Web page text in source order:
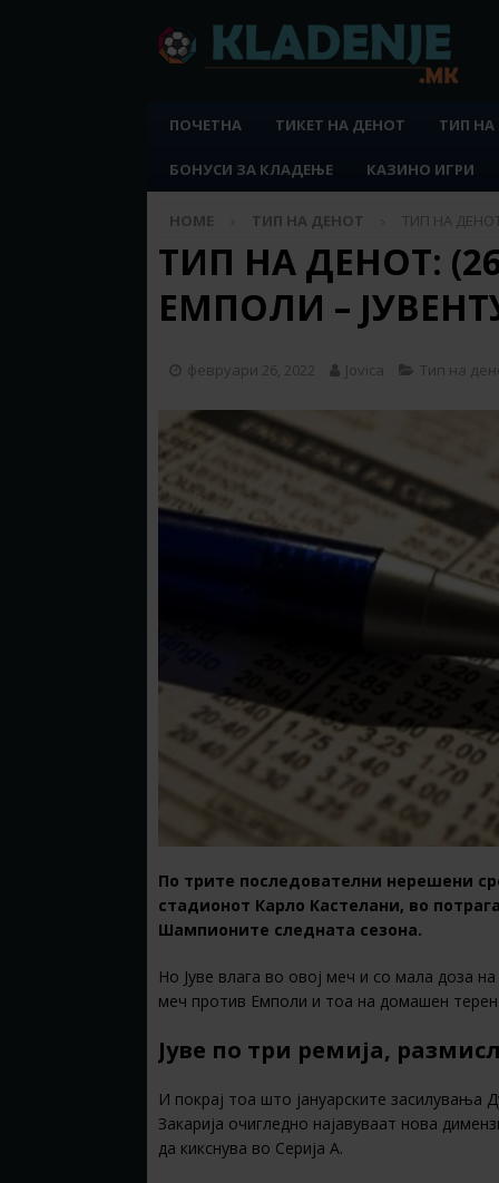
ПОЧЕТНА ТИКЕТ НА ДЕНОТ ТИП
БОНУСИ ЗА КЛАДЕЊЕ КАЗИНО ИГРИ
HOME ТИП НА ДЕНОТ ТИП НА
ТИП НА ДЕНОТ:
ЕМПОЛИ –
февруари 26, 2022 Jovica Тип на
По трите последователни нерешени
стадионот Карло Кастелани, во
Шампионите следната сезона.
Но Јуве влага во овој меч и со мала доза
меч против Емполи и тоа на домашен терен
Јуве по три ремија,
И покрај тоа што јануарските засилувања
Закарија очигледно најавуваат нова
да кикснува во Серија А.